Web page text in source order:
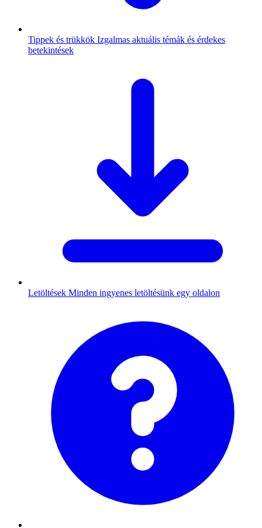
Tippek és trükkök Izgalmas aktuális témák és érdekes
betekintések
Letöltések Minden ingyenes letöltésünk egy oldalon